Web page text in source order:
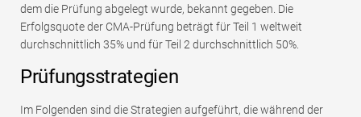
dem die Prüfung abgelegt wurde, bekannt gegeben. Die
Erfolgsquote der CMA-Prüfung beträgt für Teil 1 weltweit
durchschnittlich 35% und für Teil 2 durchschnittlich 50%.
Prüfungsstrategien
Im Folgenden sind die Strategien aufgeführt, die während der